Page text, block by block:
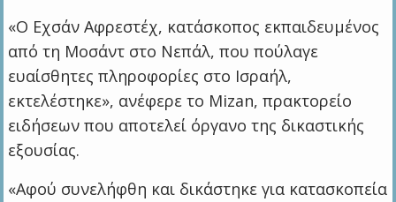
«Ο Εχσάν Αφρεστέχ, κατάσκοπος εκπαιδευμένος
από τη Μοσάντ στο Νεπάλ, που πούλαγε
ευαίσθητες πληροφορίες στο Ισραήλ,
εκτελέστηκε», ανέφερε το Mizan, πρακτορείο
ειδήσεων που αποτελεί όργανο της δικαστικής
εξουσίας.
«Αφού συνελήφθη και δικάστηκε για κατασκοπεία